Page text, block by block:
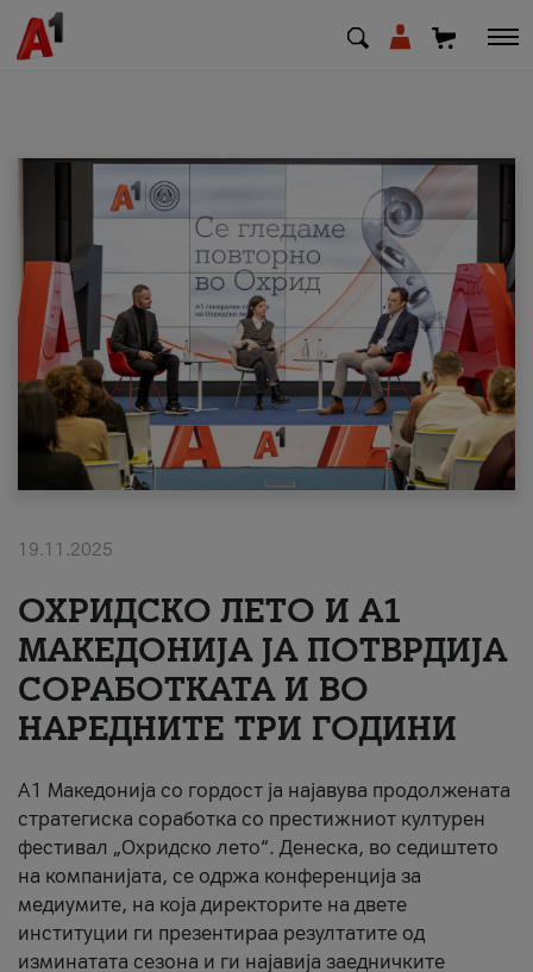
МК SQ
Приватни Деловни
Поддршка
Надополни кредит
#ПодобарОнлајн
19.11.2025
ОХРИДСКО ЛЕТО И A1
МАКЕДОНИЈА ЈА ПОТВРДИЈА
СОРАБОТКАТА И ВО
НАРЕДНИТЕ ТРИ ГОДИНИ
A1 Македонија со гордост ја најавува продолжената
стратегиска соработка со престижниот културен
фестивал „Охридско лето“. Денеска, во седиштето
на компанијата, се одржа конференција за
медиумите, на која директорите на двете
институции ги презентираа резултатите од
изминатата сезона и ги најавија заедничките